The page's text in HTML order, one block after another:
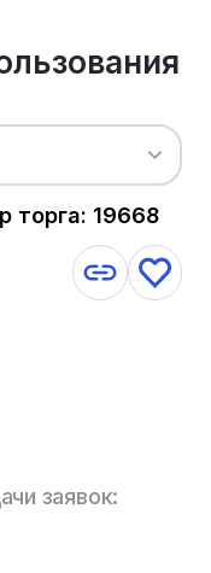
торга: 19668
заявок: